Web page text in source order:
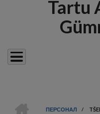
Tartu
ПЕРСОНАЛ
/